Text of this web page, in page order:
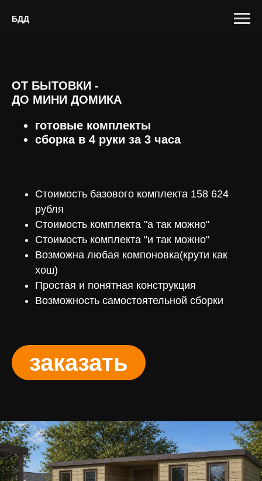
БДД
ОТ БЫТОВКИ -
ДО МИНИ ДОМИКА
готовые комплекты
сборка в 4 руки за 3 часа
Стоимость базового комплекта 158 624
рубля
Стоимость комплекта "а так можно"
Стоимость комплекта "и так можно"
Возможна любая компоновка(крути как
хош)
Простая и понятная конструкция
Возможность самостоятельной сборки
заказать